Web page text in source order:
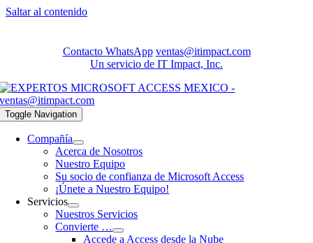
Saltar al contenido
Contacto WhatsApp ventas@itimpact.com
Un servicio de IT Impact, Inc.
Toggle Navigation
Compañía
Acerca de Nosotros
Nuestro Equipo
Su socio de confianza de Microsoft Access
¡Únete a Nuestro Equipo!
Servicios
Nuestros Servicios
Convierte …
Accede a Access desde la Nube